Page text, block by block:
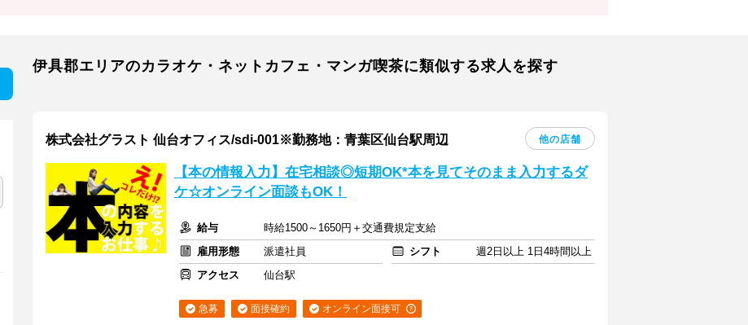
伊具郡エリアのカラオケ・ネットカフェ・マンガ喫茶に類似する求人を探す
株式会社グラスト 仙台オフィス/sdi-001※勤務地：青葉区仙台駅周辺 他の店舗
【本の情報入力】在宅相談◎短期OK*本を見てそのまま入力するダ
ケ☆オンライン面談もOK！
給与
時給1500～1650円＋交通費規定支給
雇用形態
派遣社員 シフト
週2日以上 1日4時間以上
アクセス
仙台駅
急募 面接確約 オンライン面接可